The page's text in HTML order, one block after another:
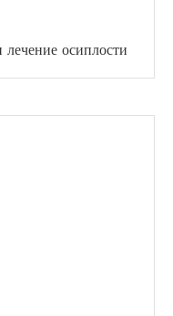
осиплости